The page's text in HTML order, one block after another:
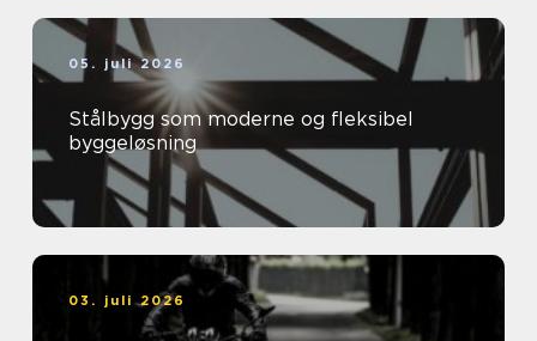
05. juli 2026
Stålbygg som moderne og fleksibel
byggeløsning
03. juli 2026